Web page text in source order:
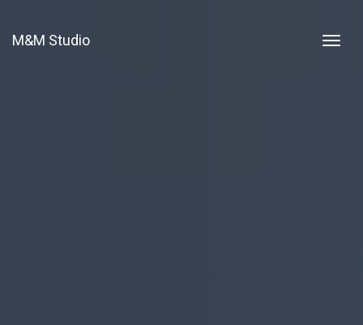
M&M Studio